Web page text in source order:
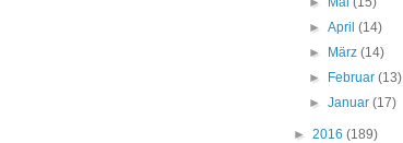
►April(14)
►
März(14)
►
Februar(13)
►Januar(17)
► 2016 (189)